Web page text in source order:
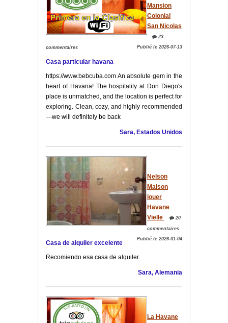
Mansion
Colonial
San Nicolas
23
commentaires Publié le 2026-07-13
Casa particular havana
https://www.bebcuba.com An absolute gem in the
heart of Havana! The hospitality at Don Diego's
place is unmatched, and the location is perfect for
exploring. Clean, cozy, and highly recommended
—we will definitely be back
Sara, Estados Unidos
Nelson
Maison
louer
Havane
Vielle
20
commentaires
Publié le 2026-01-04
Casa de alquiler excelente
Recomiendo esa casa de alquiler
Sara, Alemania
La Havane